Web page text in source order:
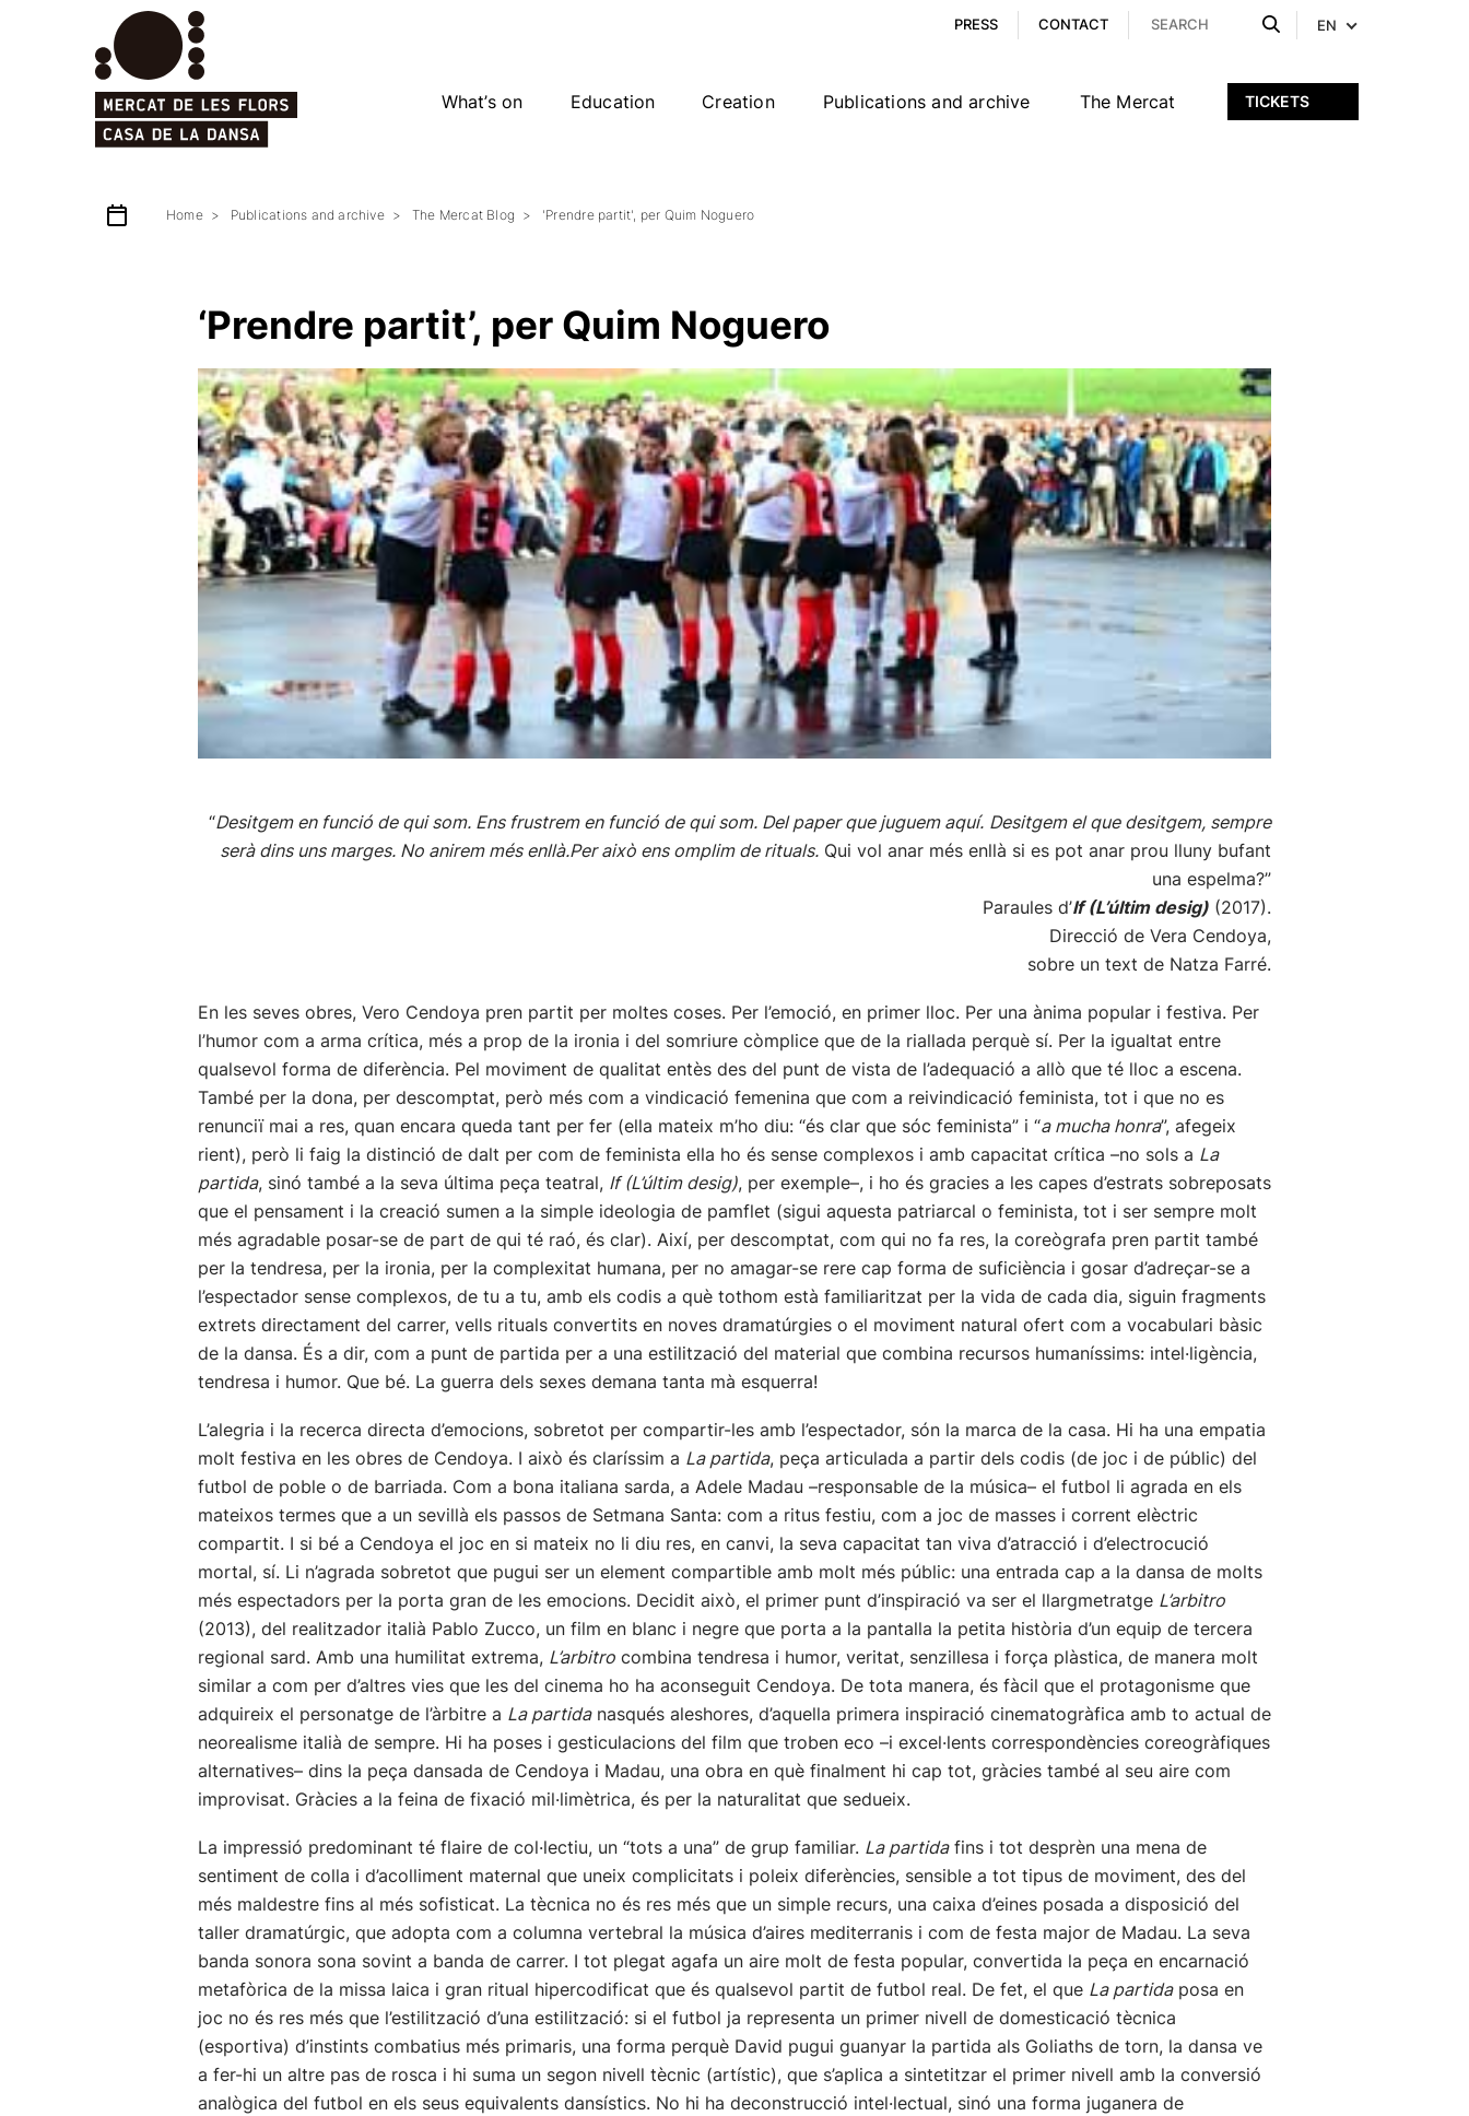
PRESS CONTACT EN
TICKETS
What’s on Education Creation Publications and archive The Mercat
Home Publications and archive The Mercat Blog 'Prendre partit', per Quim Noguero
‘Prendre partit’, per Quim Noguero
“Desitgem en funció de qui som. Ens frustrem en funció de qui som. Del paper que juguem aquí. Desitgem el que desitgem, sempre
serà dins uns marges. No anirem més enllà.Per això ens omplim de rituals. Qui vol anar més enllà si es pot anar prou lluny bufant
una espelma?”
Paraules d’If (L’últim desig) (2017).
Direcció de Vera Cendoya,
sobre un text de Natza Farré.
En les seves obres, Vero Cendoya pren partit per moltes coses. Per l’emoció, en primer lloc. Per una ànima popular i festiva. Per
l’humor com a arma crítica, més a prop de la ironia i del somriure còmplice que de la riallada perquè sí. Per la igualtat entre
qualsevol forma de diferència. Pel moviment de qualitat entès des del punt de vista de l’adequació a allò que té lloc a escena.
També per la dona, per descomptat, però més com a vindicació femenina que com a reivindicació feminista, tot i que no es
renunciï mai a res, quan encara queda tant per fer (ella mateix m’ho diu: “és clar que sóc feminista” i “a mucha honra”, afegeix
rient), però li faig la distinció de dalt per com de feminista ella ho és sense complexos i amb capacitat crítica –no sols a La
partida, sinó també a la seva última peça teatral, If (L’últim desig), per exemple–, i ho és gracies a les capes d’estrats sobreposats
que el pensament i la creació sumen a la simple ideologia de pamflet (sigui aquesta patriarcal o feminista, tot i ser sempre molt
més agradable posar-se de part de qui té raó, és clar). Així, per descomptat, com qui no fa res, la coreògrafa pren partit també
per la tendresa, per la ironia, per la complexitat humana, per no amagar-se rere cap forma de suficiència i gosar d’adreçar-se a
l’espectador sense complexos, de tu a tu, amb els codis a què tothom està familiaritzat per la vida de cada dia, siguin fragments
extrets directament del carrer, vells rituals convertits en noves dramatúrgies o el moviment natural ofert com a vocabulari bàsic
de la dansa. És a dir, com a punt de partida per a una estilització del material que combina recursos humaníssims: intel·ligència,
tendresa i humor. Que bé. La guerra dels sexes demana tanta mà esquerra!
L’alegria i la recerca directa d’emocions, sobretot per compartir-les amb l’espectador, són la marca de la casa. Hi ha una empatia
molt festiva en les obres de Cendoya. I això és claríssim a La partida, peça articulada a partir dels codis (de joc i de públic) del
futbol de poble o de barriada. Com a bona italiana sarda, a Adele Madau –responsable de la música– el futbol li agrada en els
mateixos termes que a un sevillà els passos de Setmana Santa: com a ritus festiu, com a joc de masses i corrent elèctric
compartit. I si bé a Cendoya el joc en si mateix no li diu res, en canvi, la seva capacitat tan viva d’atracció i d’electrocució
mortal, sí. Li n’agrada sobretot que pugui ser un element compartible amb molt més públic: una entrada cap a la dansa de molts
més espectadors per la porta gran de les emocions. Decidit això, el primer punt d’inspiració va ser el llargmetratge L’arbitro
(2013), del realitzador italià Pablo Zucco, un film en blanc i negre que porta a la pantalla la petita història d’un equip de tercera
regional sard. Amb una humilitat extrema, L’arbitrocombina tendresa i humor, veritat, senzillesa i força plàstica, de manera molt
similar a com per d’altres vies que les del cinema ho ha aconseguit Cendoya. De tota manera, és fàcil que el protagonisme que
adquireix el personatge de l’àrbitre a La partidanasqués aleshores, d’aquella primera inspiració cinematogràfica amb to actual de
neorealisme italià de sempre. Hi ha poses i gesticulacions del film que troben eco –i excel·lents correspondències coreogràfiques
alternatives– dins la peça dansada de Cendoya i Madau, una obra en què finalment hi cap tot, gràcies també al seu aire com
improvisat. Gràcies a la feina de fixació mil·limètrica, és per la naturalitat que sedueix.
La impressió predominant té flaire de col·lectiu, un “tots a una” de grup familiar. La partidafins i tot desprèn una mena de
sentiment de colla i d’acolliment maternal que uneix complicitats i poleix diferències, sensible a tot tipus de moviment, des del
més maldestre fins al més sofisticat. La tècnica no és res més que un simple recurs, una caixa d’eines posada a disposició del
taller dramatúrgic, que adopta com a columna vertebral la música d’aires mediterranis i com de festa major de Madau. La seva
banda sonora sona sovint a banda de carrer. I tot plegat agafa un aire molt de festa popular, convertida la peça en encarnació
metafòrica de la missa laica i gran ritual hipercodificat que és qualsevol partit de futbol real. De fet, el que La partidaposa en
joc no és res més que l’estilització d’una estilització: si el futbol ja representa un primer nivell de domesticació tècnica
(esportiva) d’instints combatius més primaris, una forma perquè David pugui guanyar la partida als Goliaths de torn, la dansa ve
a fer-hi un altre pas de rosca i hi suma un segon nivell tècnic (artístic), que s’aplica a sintetitzar el primer nivell amb la conversió
analògica del futbol en els seus equivalents dansístics. No hi ha deconstrucció intel·lectual, sinó una forma juganera de